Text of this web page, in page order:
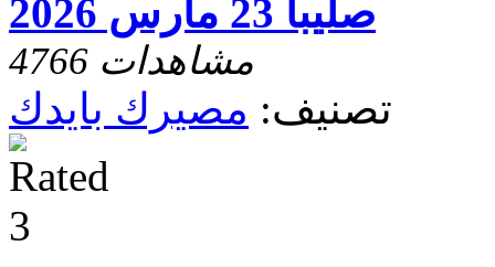
صليبا 23 مارس 2026
4766 مشاهدات
تصنيف: مصيرك بايدك